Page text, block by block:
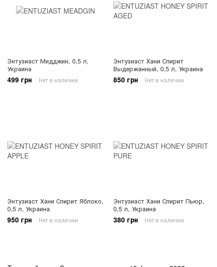
Энтузиаст Мидджин, 0,5 л,
Украина
499 грн Нет в наличии
Энтузиаст Хани Спирит
Выдержанный, 0,5 л, Украина
850 грн Нет в наличии
Энтузиаст Хани Спирит Яблоко,
0,5 л, Украина
950 грн Нет в наличии
Энтузиаст Хани Спирит Пьюр,
0,5 л, Украина
380 грн Нет в наличии